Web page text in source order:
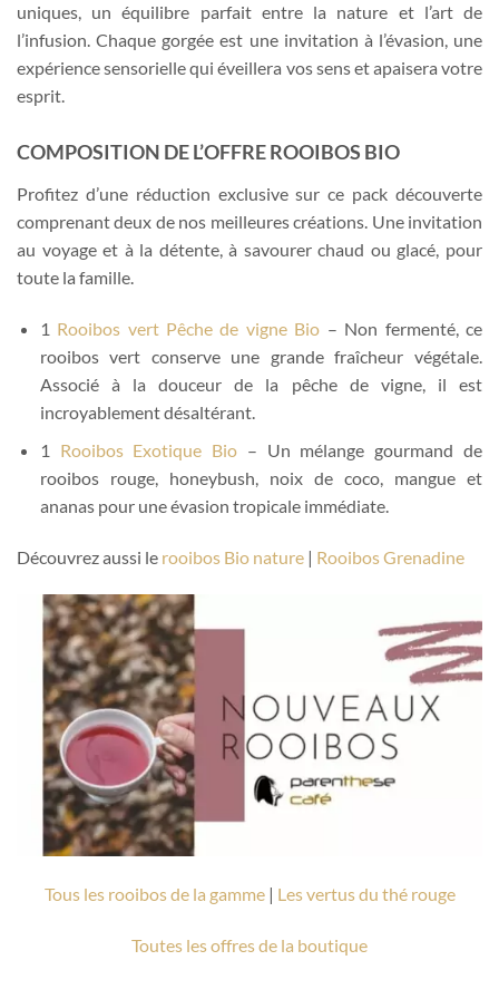
uniques, un équilibre parfait entre la nature et l’art de
l’infusion. Chaque gorgée est une invitation à l’évasion, une
expérience sensorielle qui éveillera vos sens et apaisera votre
esprit.
COMPOSITION DE L’OFFRE ROOIBOS BIO
Profitez d’une réduction exclusive sur ce pack découverte
comprenant deux de nos meilleures créations. Une invitation
au voyage et à la détente, à savourer chaud ou glacé, pour
toute la famille.
1 Rooibos vert Pêche de vigne Bio – Non fermenté, ce
rooibos vert conserve une grande fraîcheur végétale.
Associé à la douceur de la pêche de vigne, il est
incroyablement désaltérant.
1 Rooibos Exotique Bio – Un mélange gourmand de
rooibos rouge, honeybush, noix de coco, mangue et
ananas pour une évasion tropicale immédiate.
Découvrez aussi le rooibos Bio nature | Rooibos Grenadine
Tous les rooibos de la gamme| Les vertus du thé rouge
Toutes les offres de la boutique